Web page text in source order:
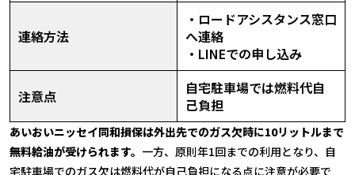
連絡方法
・ロードアシスタンス窓口
へ連絡
・LINEでの申し込み
注意点
自宅駐車場では燃料代自
己負担
あいおいニッセイ同和損保は外出先でのガス欠時に10リットルまで
無料給油が受けられます。 一方、原則年1回までの利用となり、自
宅駐車場でのガス欠は燃料代が自己負担になる点に注意が必要で